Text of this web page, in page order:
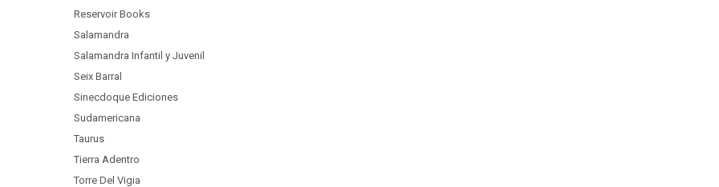
Reservoir Books
Salamandra
Salamandra Infantil y Juvenil
Seix Barral
Sinecdoque Ediciones
Sudamericana
Taurus
Tierra Adentro
Torre Del Vigia